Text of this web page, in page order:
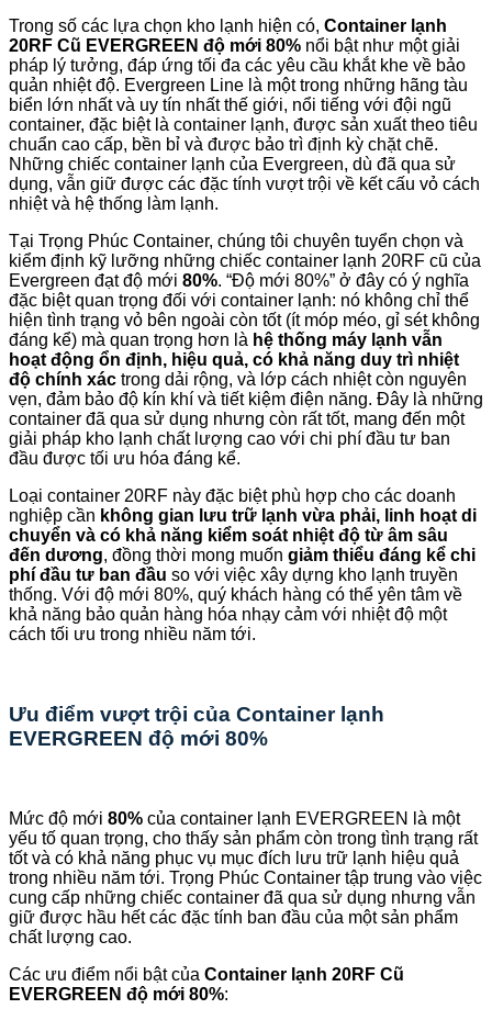
Trong số các lựa chọn kho lạnh hiện có, Container lạnh
20RF Cũ EVERGREEN độ mới 80% nổi bật như một giải
pháp lý tưởng, đáp ứng tối đa các yêu cầu khắt khe về bảo
quản nhiệt độ. Evergreen Line là một trong những hãng tàu
biển lớn nhất và uy tín nhất thế giới, nổi tiếng với đội ngũ
container, đặc biệt là container lạnh, được sản xuất theo tiêu
chuẩn cao cấp, bền bỉ và được bảo trì định kỳ chặt chẽ.
Những chiếc container lạnh của Evergreen, dù đã qua sử
dụng, vẫn giữ được các đặc tính vượt trội về kết cấu vỏ cách
nhiệt và hệ thống làm lạnh.
Tại Trọng Phúc Container, chúng tôi chuyên tuyển chọn và
kiểm định kỹ lưỡng những chiếc container lạnh 20RF cũ của
Evergreen đạt độ mới 80%. “Độ mới 80%” ở đây có ý nghĩa
đặc biệt quan trọng đối với container lạnh: nó không chỉ thể
hiện tình trạng vỏ bên ngoài còn tốt (ít móp méo, gỉ sét không
đáng kể) mà quan trọng hơn là hệ thống máy lạnh vẫn
hoạt động ổn định, hiệu quả, có khả năng duy trì nhiệt
độ chính xác trong dải rộng, và lớp cách nhiệt còn nguyên
vẹn, đảm bảo độ kín khí và tiết kiệm điện năng. Đây là những
container đã qua sử dụng nhưng còn rất tốt, mang đến một
giải pháp kho lạnh chất lượng cao với chi phí đầu tư ban
đầu được tối ưu hóa đáng kể.
Loại container 20RF này đặc biệt phù hợp cho các doanh
nghiệp cần không gian lưu trữ lạnh vừa phải, linh hoạt di
chuyển và có khả năng kiểm soát nhiệt độ từ âm sâu
đến dương, đồng thời mong muốn giảm thiểu đáng kể chi
phí đầu tư ban đầu so với việc xây dựng kho lạnh truyền
thống. Với độ mới 80%, quý khách hàng có thể yên tâm về
khả năng bảo quản hàng hóa nhạy cảm với nhiệt độ một
cách tối ưu trong nhiều năm tới.
Ưu điểm vượt trội của Container lạnh
EVERGREEN độ mới 80%
Mức độ mới 80% của container lạnh EVERGREEN là một
yếu tố quan trọng, cho thấy sản phẩm còn trong tình trạng rất
tốt và có khả năng phục vụ mục đích lưu trữ lạnh hiệu quả
trong nhiều năm tới. Trọng Phúc Container tập trung vào việc
cung cấp những chiếc container đã qua sử dụng nhưng vẫn
giữ được hầu hết các đặc tính ban đầu của một sản phẩm
chất lượng cao.
Các ưu điểm nổi bật của Container lạnh 20RF Cũ
EVERGREEN độ mới 80%: